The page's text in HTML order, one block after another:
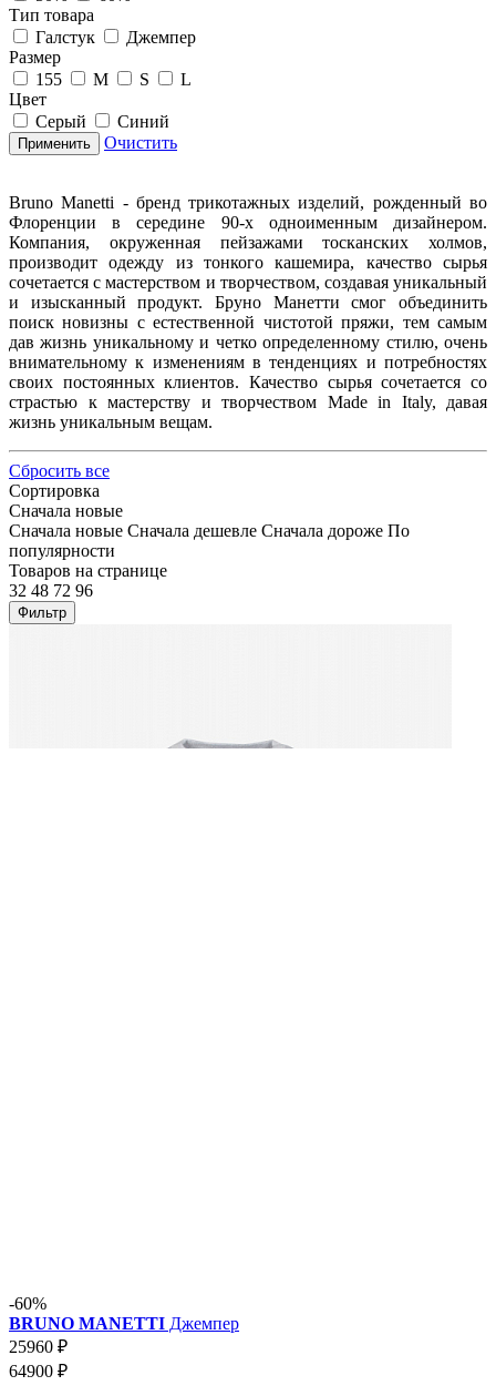
Тип товара
Галстук
Джемпер
Размер
155
M S
L
Цвет
Серый
Синий
Применить Очистить
Bruno Manetti - бренд трикотажных изделий, рожденный во
Флоренции в середине 90-х одноименным дизайнером.
Компания, окруженная пейзажами тосканских холмов,
производит одежду из тонкого кашемира, качество сырья
сочетается с мастерством и творчеством, создавая уникальный
и изысканный продукт. Бруно Манетти смог объединить
поиск новизны с естественной чистотой пряжи, тем самым
дав жизнь уникальному и четко определенному стилю, очень
внимательному к изменениям в тенденциях и потребностях
своих постоянных клиентов. Качество сырья сочетается со
страстью к мастерству и творчеством Made in Italy, давая
жизнь уникальным вещам.
Сбросить все
Сортировка
Сначала новые
Сначала новые Сначала дешевле Сначала дороже По
популярности
Товаров на странице
32 48 72 96
Фильтр
-60%
BRUNO MANETTI Джемпер
25960 ₽
64900 ₽